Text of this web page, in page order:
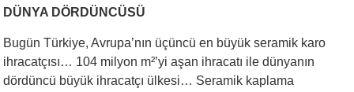
DÜNYA DÖRDÜNCÜSÜ
Bugün Türkiye, Avrupa’nın üçüncü en büyük seramik karo
ihracatçısı… 104 milyon m²’yi aşan ihracatı ile dünyanın
dördüncü büyük ihracatçı ülkesi… Seramik kaplama